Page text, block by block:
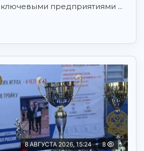
предприятиями ...
8 АВГУСТА 2026, 15:24 8